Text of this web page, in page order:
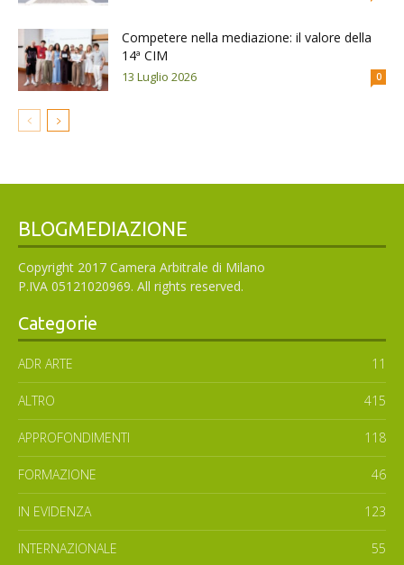
Competere nella mediazione: il valore della
14ª CIM
13 Luglio 2026 0
BLOGMEDIAZIONE
Copyright 2017 Camera Arbitrale di Milano
P.IVA 05121020969. All rights reserved.
Categorie
ADR ARTE 11
ALTRO 415
APPROFONDIMENTI 118
FORMAZIONE 46
IN EVIDENZA 123
INTERNAZIONALE 55